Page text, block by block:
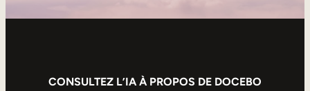
CONSULTEZ L’IA À PROPOS DE DOCEBO